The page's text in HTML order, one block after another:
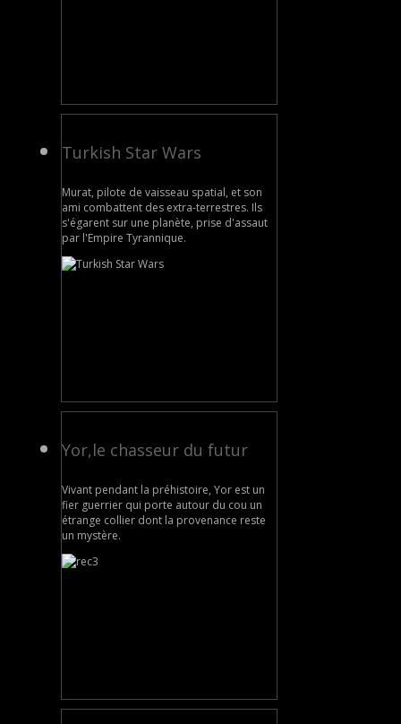
Turkish Star Wars
Murat, pilote de vaisseau spatial, et son
ami combattent des extra-terrestres. Ils
s'égarent sur une planète, prise d'assaut
par l'Empire Tyrannique.
Yor,le chasseur du futur
Vivant pendant la préhistoire, Yor est un
fier guerrier qui porte autour du cou un
étrange collier dont la provenance reste
un mystère.